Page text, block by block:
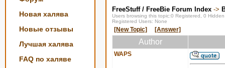
Новая халява
Новые отзывы
Лучшая халява
FAQ по халяве
FreeStuff / FreeBie Forum Index ->
Users browsing this topic:0 Registered, 0
Registered Users: None
[New Topic] [Answer]
Author
WAPS